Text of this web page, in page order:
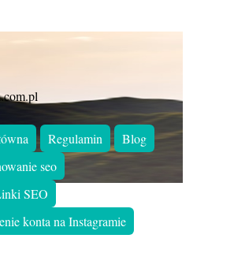
Regulamin
Blog
seo
SEO
konta na Instagramie